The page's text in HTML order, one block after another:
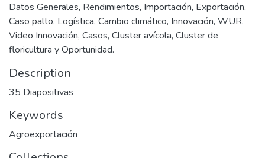
Datos Generales, Rendimientos, Importación, Exportación,
Caso palto, Logística, Cambio climático, Innovación, WUR,
Video Innovación, Casos, Cluster avícola, Cluster de
floricultura y Oportunidad.
Description
35 Diapositivas
Keywords
Agroexportación